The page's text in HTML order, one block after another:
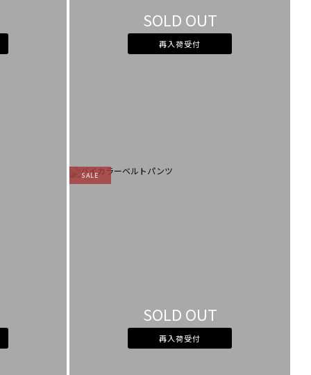
SOLD OUT
再入荷受付
SOLD OUT
再入荷受付
SALE